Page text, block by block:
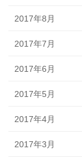
2017年8月
2017年7月
2017年6月
2017年5月
2017年4月
2017年3月